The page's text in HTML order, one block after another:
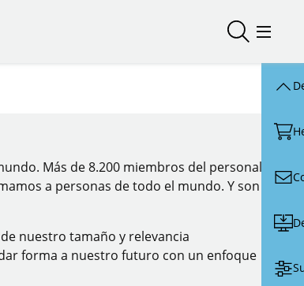
Abrir/Abrir/
Más de 8.200 miembros del personal
a personas de todo el mundo. Y son
nuestro tamaño y relevancia
forma a nuestro futuro con un enfoque